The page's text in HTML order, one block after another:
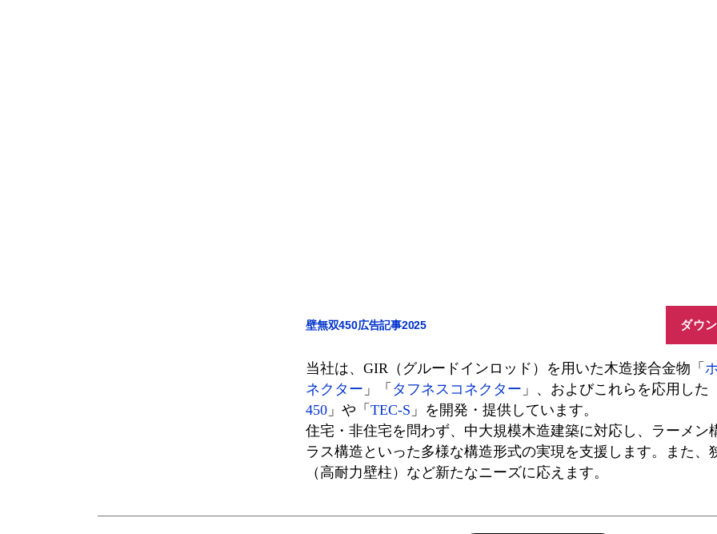
壁無双450広告記事2025 ダウ
当社は、GIR（グルードインロッド）を用いた木造接合金物「
ネクター 」「 タフネスコネクター 」、およびこれらを応用した
450 」や「 TEC-S 」を開発・提供しています。
住宅・非住宅を問わず、中大規模木造建築に対応し、ラーメン
ラス構造といった多様な構造形式の実現を支援します。また、
（高耐力壁柱）など新たなニーズに応えます。